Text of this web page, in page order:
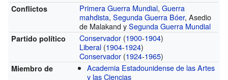
Conflictos Primera Guerra Mundial,Guerra
mahdista,Segunda Guerra Bóer, Asedio
de Malakand ySegunda Guerra Mundial
Partido político Conservador (1900-1904)
Liberal (1904-1924)
Conservador (1924-1965)
Miembro de
Academia Estadounidense de las Artes
y las Ciencias